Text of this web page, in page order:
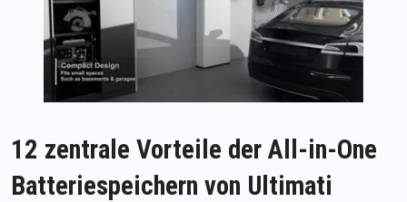
12 zentrale Vorteile der All-in-One
Batteriespeichern von Ultimati